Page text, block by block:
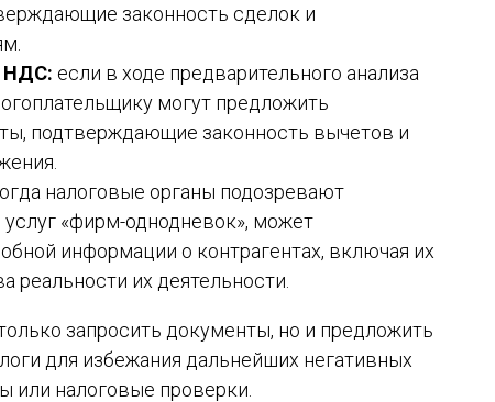
законность сделок и
НДС: если в ходе предварительного анализа
могут предложить
подтверждающие законность вычетов и
налоговые органы подозревают
«фирм-однодневок», может
информации о контрагентах, включая их
реальности их деятельности.
запросить документы, но и предложить
для избежания дальнейших негативных
налоговые проверки.